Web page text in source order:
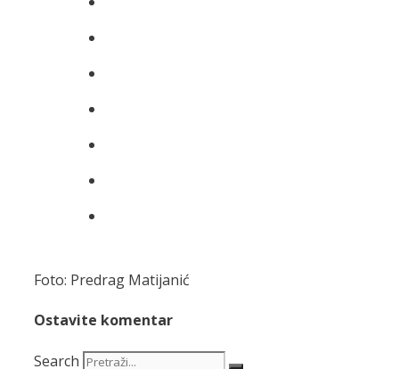
Foto: Predrag Matijanić
Ostavite komentar
Search